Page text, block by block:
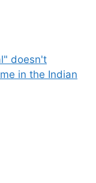
doesn't
in the Indian